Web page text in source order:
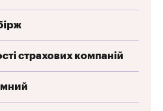
страхових компаній